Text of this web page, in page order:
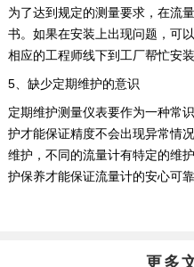
为了达到规定的测量要求，在流
书。如果在安装上出现问题，可
相应的工程师线下到工厂帮忙安装
5、缺少定期维护的意识
定期维护测量仪表要作为一种常
护才能保证精度不会出现异常情
维护，不同的流量计有特定的维
护保养才能保证流量计的安心可靠
更多